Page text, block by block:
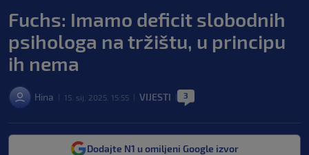
Fuchs: Imamo deficit slobodnih
psihologa na tržištu, u principu
ih nema
Hina 15. sij. 2025. 15:55 VIJESTI 3
Dodajte N1 u omiljeni Google izvor